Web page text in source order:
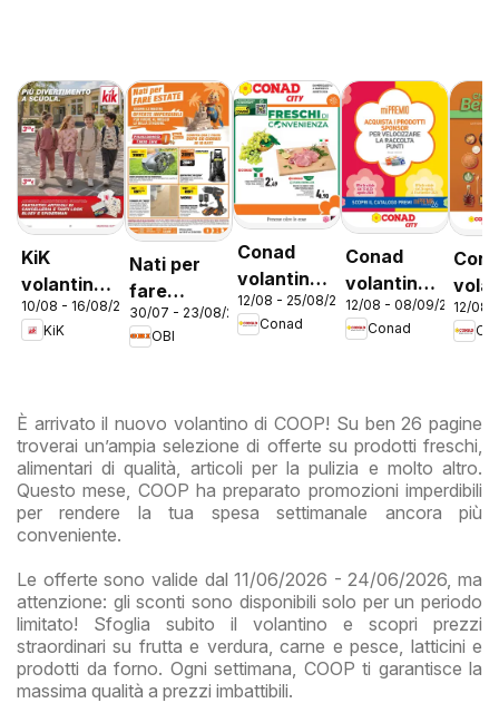
KiK
volantino
Più
divertimento
10/08 - 16/08/2026
KiK
Nati per
fare
estate
30/07 - 23/08/2026
OBI
Conad
volantino
City Lazio
12/08 - 25/08/2026
Conad
Conad
volantino
City Mi
Premio
12/08 - 08/09/2026
Conad
Lazio
12/08
È arrivato il nuovo volantino di COOP! Su ben 26 pagine
troverai un’ampia selezione di offerte su prodotti freschi,
alimentari di qualità, articoli per la pulizia e molto altro.
Questo mese, COOP ha preparato promozioni imperdibili
per rendere la tua spesa settimanale ancora più
conveniente.
Le offerte sono valide dal 11/06/2026 - 24/06/2026, ma
attenzione: gli sconti sono disponibili solo per un periodo
limitato! Sfoglia subito il volantino e scopri prezzi
straordinari su frutta e verdura, carne e pesce, latticini e
prodotti da forno. Ogni settimana, COOP ti garantisce la
massima qualità a prezzi imbattibili.